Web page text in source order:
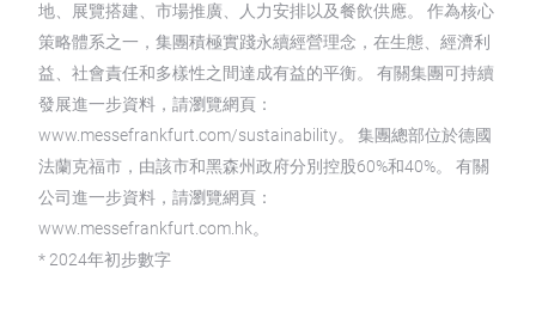
地、展覽搭建、市場推廣、人力安排以及餐飲供應。 作為核心
策略體系之一，集團積極實踐永續經營理念，在生態、經濟利
益、社會責任和多樣性之間達成有益的平衡。 有關集團可持續
發展進一步資料，請瀏覽網頁：
www.messefrankfurt.com/sustainability。 集團總部位於德國
法蘭克福市，由該市和黑森州政府分別控股60%和40%。 有關
公司進一步資料，請瀏覽網頁：
www.messefrankfurt.com.hk。
* 2024年初步數字